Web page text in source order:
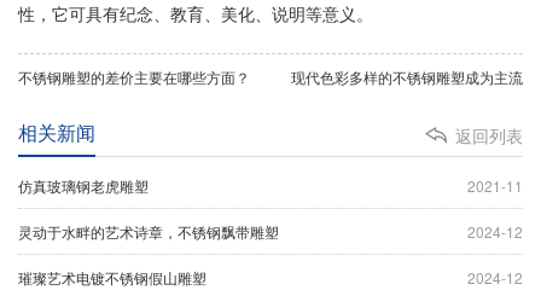
性，它可具有纪念、教育、美化、说明等意义。
不锈钢雕塑的差价主要在哪些方面？ 现代色彩多样的不锈钢雕塑成为主流
返回列表
相关新闻
2021-11
仿真玻璃钢老虎雕塑
2024-12
灵动于水畔的艺术诗章，不锈钢飘带雕塑
2024-12
璀璨艺术电镀不锈钢假山雕塑